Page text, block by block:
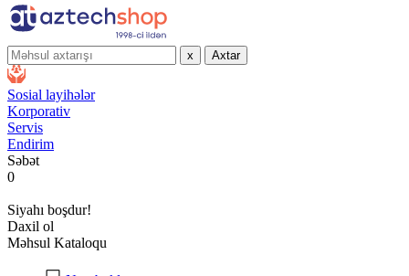
x Axtar
Sosial layihələr
Korporativ
Servis
Endirim
Səbət
0
Siyahı boşdur!
Daxil ol
Məhsul Kataloqu